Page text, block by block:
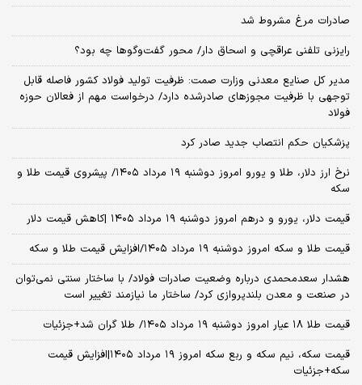
صادرات مرغ مشروط شد
رایزنی تلفنی عراقچی و اسحاق دار/ محور گفت‌وگوها چه بود؟
مدیر کل صنایع معدنی وزارت صمت: ظرفیت تولید فولاد کشور فاصله قابل‌
توجهی با ظرفیت مجوزهای صادرشده دارد/ درخواست مهم از فعالان حوزه
فولاد
پزشکیان حکم انتصاب جدید صادر کرد
نرخ ارز دلار، طلا و یورو امروز دوشنبه ۱۹ مرداد ۱۴۰۵/ پیشروی قیمت طلا و
سکه
قیمت دلار، یورو و درهم امروز دوشنبه ۱۹ مرداد ۱۴۰۵ |کاهش قیمت دلار
قیمت طلا و سکه امروز دوشنبه ۱۹ مرداد ۱۴۰۵/افزایش قیمت طلا و سکه
هشدار سعدمحمدی درباره وضعیت صادرات فولاد/ با ساختار سنتی نمی‌توان
در صنعت و معدن بلندپروازی کرد/ ساختار ما نیازمند تغییر است
قیمت طلا ۱۸ عیار امروز دوشنبه ۱۹ مرداد ۱۴۰۵/ طلا گران شد+جزئیات
قیمت سکه، نیم سکه و ربع سکه امروز ۱۹ مرداد ۱۴۰۵|افزایش قیمت
سکه+جزئیات